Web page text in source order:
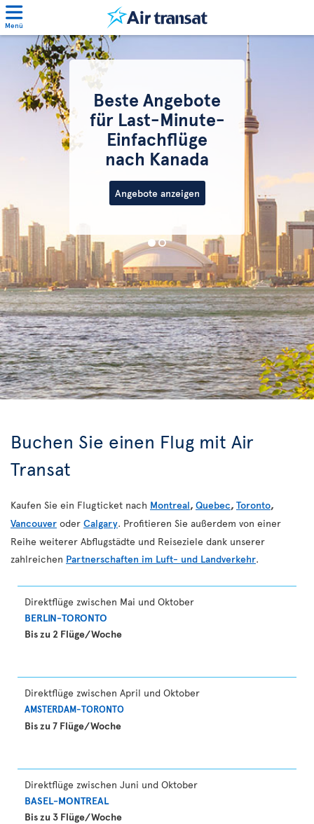
Menü
Beste Angebote
für Last-Minute-
Einfachflüge
nach Kanada
Angebote anzeigen
Buchen Sie einen Flug mit Air
Transat
Kaufen Sie ein Flugticket nach Montreal, Quebec, Toronto,
Vancouver oder Calgary. Profitieren Sie außerdem von einer
Reihe weiterer Abflugstädte und Reiseziele dank unserer
zahlreichen Partnerschaften im Luft- und Landverkehr.
Direktflüge zwischen Mai und Oktober
BERLIN-TORONTO
Bis zu 2 Flüge/Woche
Direktflüge zwischen April und Oktober
AMSTERDAM-TORONTO
Bis zu 7 Flüge/Woche
Direktflüge zwischen Juni und Oktober
BASEL-MONTREAL
Bis zu 3 Flüge/Woche